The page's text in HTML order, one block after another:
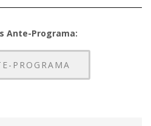
Ante-Programa:
PROGRAMA